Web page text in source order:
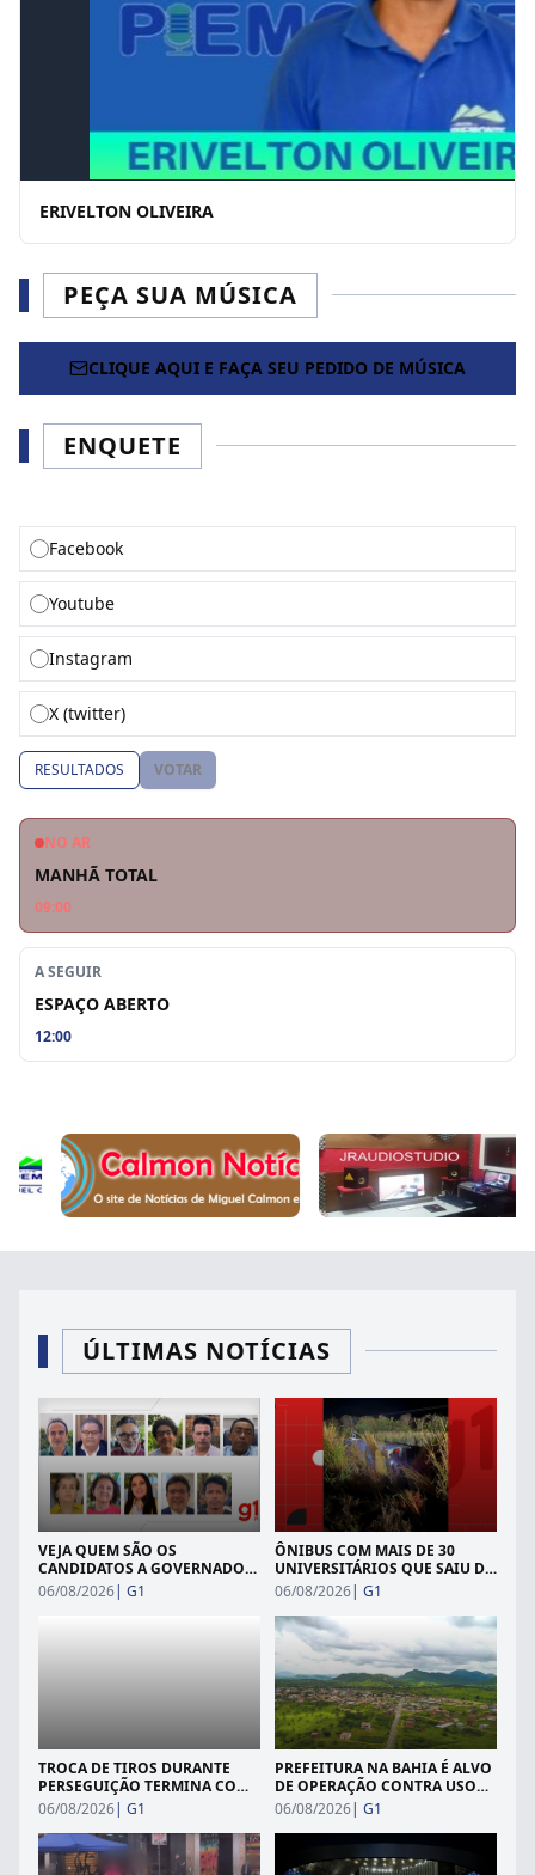
ERIVELTON OLIVEIRA
PEÇA SUA MÚSICA
CLIQUE AQUI E FAÇA SEU PEDIDO DE MÚSICA
ENQUETE
Facebook
Youtube
Instagram
X (twitter)
RESULTADOS VOTAR
NO AR
MANHÃ TOTAL
09:00
A SEGUIR
ESPAÇO ABERTO
12:00
ÚLTIMAS NOTÍCIAS
VEJA QUEM SÃO OS
CANDIDATOS A GOVERNADOR
DO PIAUÍ EM 2026
06/08/2026| G1
ÔNIBUS COM MAIS DE 30
UNIVERSITÁRIOS QUE SAIU DO
ES PARA MG BATE EM
CAMINHÃO NA BR-259 E
MOTORISTA MORRE
06/08/2026| G1
TROCA DE TIROS DURANTE
PERSEGUIÇÃO TERMINA COM
TRÊS BALEADOS E DUAS
VÍTIMAS LIBERTADAS EM SÃO
BERNARDO DO CAMPO
06/08/2026| G1
PREFEITURA NA BAHIA É ALVO
DE OPERAÇÃO CONTRA USO
IRREGULAR DE AUTORIZAÇÕES
DE TÁXI PARA OBTER ISENÇÃO
DE IMPOSTOS
06/08/2026| G1